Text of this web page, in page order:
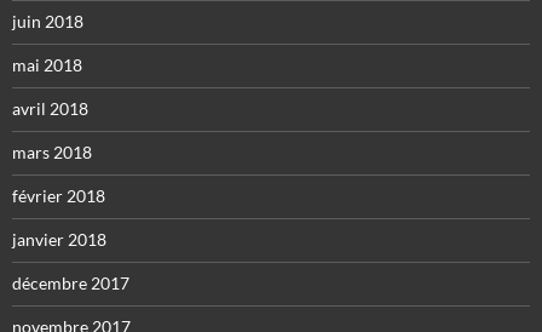
juin 2018
mai 2018
avril 2018
mars 2018
février 2018
janvier 2018
décembre 2017
novembre 2017